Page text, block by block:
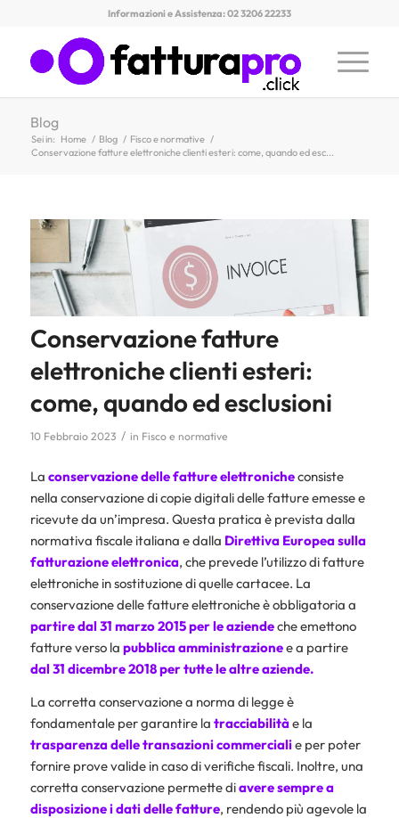
Informazioni e Assistenza: 02 3206 22233
Blog
Sei in: Home / Blog / Fisco e normative /
Conservazione fatture elettroniche clienti esteri: come, quando ed esc...
Conservazione fatture
elettroniche clienti esteri:
come, quando ed esclusioni
10 Febbraio 2023 / in Fisco e normative
La conservazione delle fatture elettronicheconsiste
nella conservazione di copie digitali delle fatture emesse e
ricevute da un’impresa. Questa pratica è prevista dalla
normativa fiscale italiana e dalla Direttiva Europea sulla
fatturazione elettronica, che prevede l’utilizzo di fatture
elettroniche in sostituzione di quelle cartacee. La
conservazione delle fatture elettroniche è obbligatoria a
partire dal 31 marzo 2015 per le aziendeche emettono
fatture verso la pubblica amministrazionee a partire
dal 31 dicembre 2018 per tutte le altre aziende.
La corretta conservazione a norma di legge è
fondamentale per garantire la tracciabilitàe la
trasparenzadelle transazioni commercialie per poter
fornire prove valide in caso di verifiche fiscali. Inoltre, una
corretta conservazione permette diavere sempre a
disposizione i dati delle fatture, rendendo più agevole la